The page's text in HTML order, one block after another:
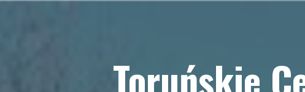
Toruńskie